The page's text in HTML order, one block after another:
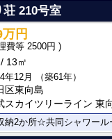
荘 210号室
円
2500円
13㎡
年12月
（築61年）
区東向島
スカイツリーライン 東
納2か所☆共同シャワール